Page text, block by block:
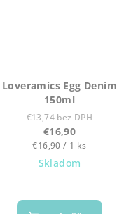
Loveramics Egg Denim
150ml
€13,74 bez DPH
€16,90
Jednotková
cena:
€16,90 / 1 ks
Skladom